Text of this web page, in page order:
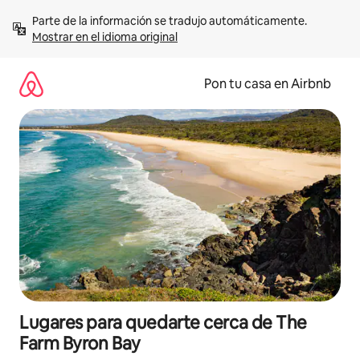
contenidoMostrar en el idioma original
Pon tu casa en Airbnb
Lugares para quedarte cerca de The
Farm Byron Bay